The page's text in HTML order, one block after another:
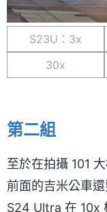
S23U：3x
30x
第二組
至於在拍攝 101
前面的吉米公車
S24 Ultra 在 10x